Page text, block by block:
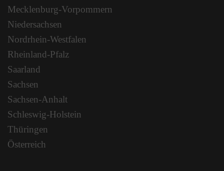
Mecklenburg-Vorpommern
Niedersachsen
Nordrhein-Westfalen
Rheinland-Pfalz
Saarland
Sachsen
Sachsen-Anhalt
Schleswig-Holstein
Thüringen
Österreich